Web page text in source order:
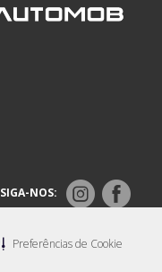
Preferências de Cookie
SIGA-NOS: